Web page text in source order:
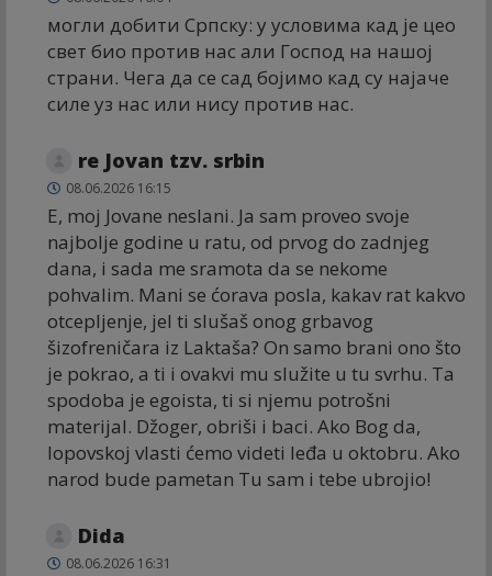
могли добити Српску: у условима кад је цео
свет био против нас али Господ на нашој
страни. Чега да се сад бојимо кад су најаче
силе уз нас или нису против нас.
re Jovan tzv. srbin
08.06.2026 16:15
E, moj Jovane neslani. Ja sam proveo svoje
najbolje godine u ratu, od prvog do zadnjeg
dana, i sada me sramota da se nekome
pohvalim. Mani se ćorava posla, kakav rat kakvo
otcepljenje, jel ti slušaš onog grbavog
šizofreničara iz Laktaša? On samo brani ono što
je pokrao, a ti i ovakvi mu služite u tu svrhu. Ta
spodoba je egoista, ti si njemu potrošni
materijal. Džoger, obriši i baci. Ako Bog da,
lopovskoj vlasti ćemo videti leđa u oktobru. Ako
narod bude pametan Tu sam i tebe ubrojio!
Dida
08.06.2026 16:31